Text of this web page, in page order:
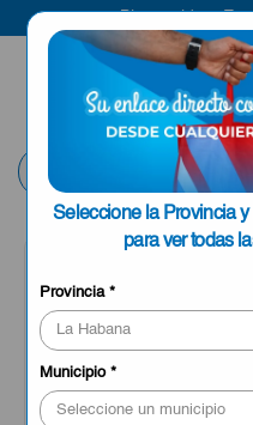
Seleccione la Provincia
para ver todas
Provincia*
Municipio*